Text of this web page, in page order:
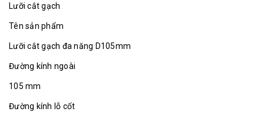
Lưỡi cắt gạch
Tên sản phẩm
Lưỡi cắt gạch đa năng D105mm
Đường kính ngoài
105 mm
Đường kính lỗ cốt